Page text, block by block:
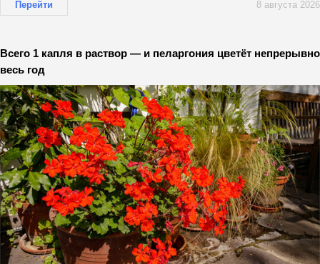
Перейти 8 августа 2026
Всего 1 капля в раствор — и пеларгония цветёт непрерывно
весь год